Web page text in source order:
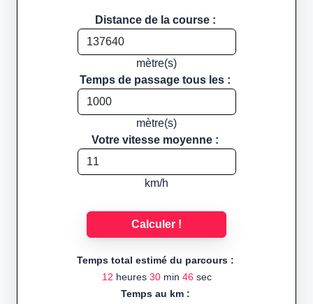
Distance de la course :
mètre(s)
Temps de passage tous les :
mètre(s)
Votre vitesse moyenne :
km/h
Calculer !
Temps total estimé du parcours :
12 heures 30min 46 sec
Temps au km :